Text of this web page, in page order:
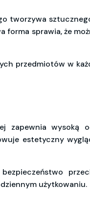
tworzywa
forma sprawia, że
przedmiotów w
zapewnia wysoką
estetyczny
użytkowaniu.